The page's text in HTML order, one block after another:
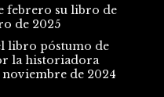
febrero su libro de
de 2025
libro póstumo de
la historiadora
noviembre de 2024